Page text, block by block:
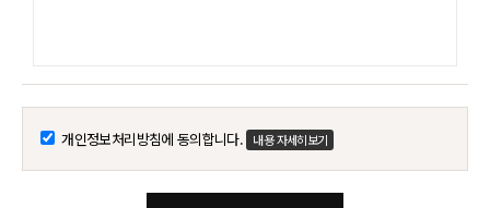
개인정보처리방침에 동의합니다. 내용 자세히보기